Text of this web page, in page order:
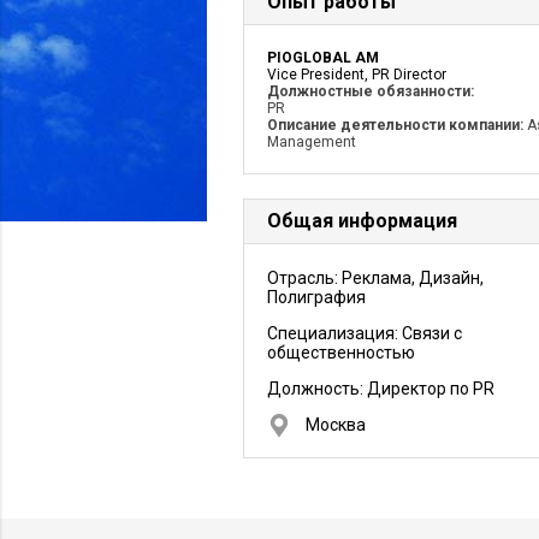
PIOGLOBAL AM
Vice President, PR Director
Должностные обязанности:
PR
Описание деятельности компании:
Management
Общая информация
Отрасль: Реклама, Дизайн,
Полиграфия
Специализация: Связи с
общественностью
Должность: Директор по PR
Москва